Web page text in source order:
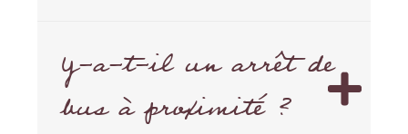
Y-a-t-il un arrêt de
bus à proximité ?